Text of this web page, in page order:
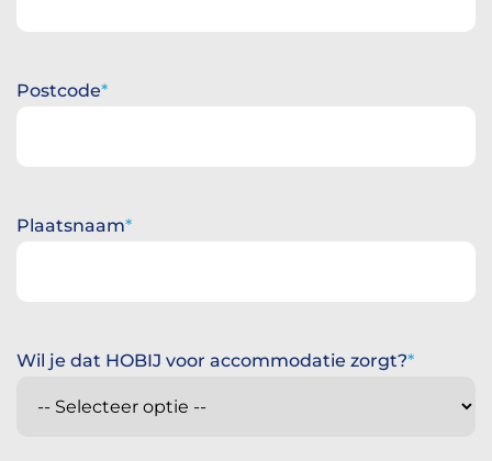
Postcode
Plaatsnaam
Wil je dat HOBIJ voor accommodatie zorgt?